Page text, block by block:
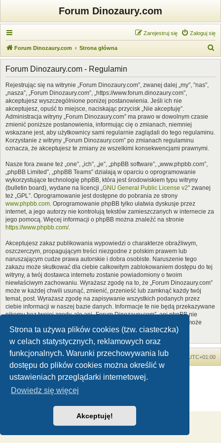
Strona ta używa plików cookies (tzw. ciasteczka)
w celach statystycznych, reklamowych oraz
funkcjonalnych. Warunki przechowywania lub
dostępu do plików cookies można określić w
ustawieniach przeglądarki internetowej.
Dowiedz się więcej
Akceptuję!
Forum Dinozaury.com
Zaloguj się
Zarejestruj się
Forum Dinozaury.com Strona główna
z
Forum Dinozaury.com - Regulamin
Rejestrując się na witrynie „Forum Dinozaury.com”, zwanej dalej „my”, ”nas”,
„nasza”, „Forum Dinozaury.com”, „https://www.forum.dinozaury.com”,
akceptujesz wyszczególnione poniżej postanowienia. Jeśli ich nie
akceptujesz, opuść to miejsce, naciskając przycisk „Nie akceptuję”.
Administracja witryny „Forum Dinozaury.com” ma prawo w dowolnym czasie
zmienić poniższe postanowienia, informując cię o zmianach, niemniej
wskazane jest, aby użytkownicy sami regularnie zaglądali do tego regulaminu.
Korzystanie z witryny „Forum Dinozaury.com” po zmianach regulaminu
oznacza, że akceptujesz te zmiany ze wszelkimi konsekwencjami prawnymi.
Nasze fora zwane też „one”, „ich”, „je”, „phpBB software”, „www.phpbb.com”,
„phpBB Limited”, „phpBB Teams” działają w oparciu o oprogramowanie
wykorzystujące technologię phpBB, która jest środowiskiem typu witryny
(bulletin board), wydane na licencji „GNU General Public License v2” zwanej
też „GPL”. Oprogramowanie jest dostępne do pobrania ze strony
www.phpbb.com. Oprogramowanie phpBB tylko ułatwia dyskusje przez
internet, a jego autorzy nie kontrolują tekstów zamieszczanych w internecie za
jego pomocą. Więcej informacji o phpBB można znaleźć na stronie
https://www.phpbb.com/.
Akceptujesz zakaz publikowania wypowiedzi o charakterze obraźliwym,
oszczerczym, propagującym treści niezgodne z polskim prawem lub
naruszającym cudze prawa autorskie i dobra osobiste. Naruszenie tego
zakazu może skutkować dla ciebie całkowitym zablokowaniem dostępu do tej
witryny, a twój dostawca internetu zostanie powiadomiony o twoim
niewłaściwym zachowaniu. Wyrażasz zgodę na to, że „Forum Dinozaury.com”
może w każdej chwili usunąć, zmienić, przenieść lub zamknąć każdy twój
temat, post. Wyrażasz zgodę na zapisywanie wszystkich podanych przez
ciebie informacji w naszej bazie danych. Informacje te nie będą przekazywane
nikomu bez twojej zgody, ale ani „Forum Dinozaury.com”, ani phpBB nie
ponosi odpowiedzialności za włamania do witryny, podczas których może
dojść do kradzieży danych.
Forum Dinozaury.com Strona główna Strefa czasowa UTC+01:00
Dinozaury.com© 2006-2020
Polski pakiet językowy dostarcza